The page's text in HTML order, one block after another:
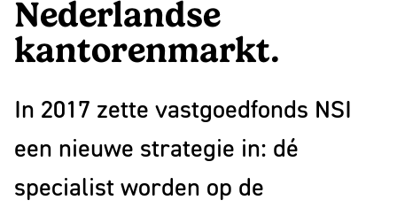
bloeiend
merk
trekt
aandacht,
maakt
indruk
en
Wij
zijn
gespecialiseerd
marketing,
ESG-
Partners
Nieuws
Linkedin
Instagram
Facebook
Youtube
Nederlandse
kantorenmarkt.
In 2017 zette vastgoedfonds NSI
een nieuwe strategie in: dé
specialist worden op de